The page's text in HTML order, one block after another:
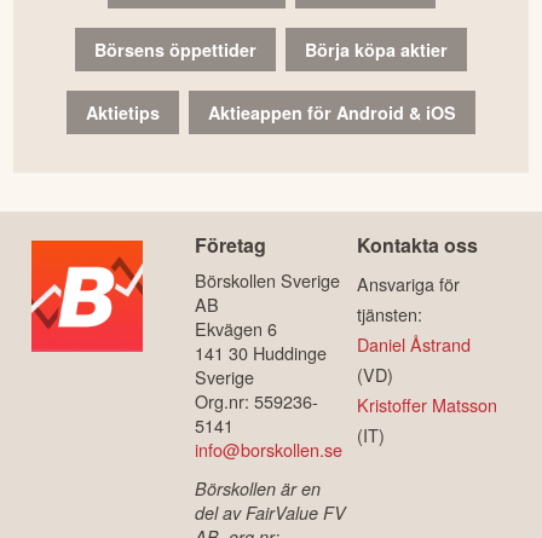
Börsens öppettider Börja köpa aktier
Aktietips Aktieappen för Android & iOS
Företag
Börskollen Sverige
AB
Ekvägen 6
141 30 Huddinge
Sverige
Org.nr: 559236-
5141
info@borskollen.se
Börskollen är en
del av FairValue FV
Kontakta oss
Ansvariga för
tjänsten:
Daniel Åstrand
(VD)
Kristoffer Matsson
(IT)